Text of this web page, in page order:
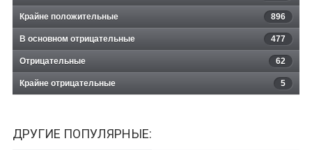
Крайне положительные 896
В основном отрицательные 477
Отрицательные 62
Крайне отрицательные 5
ДРУГИЕ ПОПУЛЯРНЫЕ: